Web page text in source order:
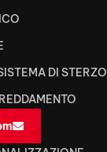
DI STERZO